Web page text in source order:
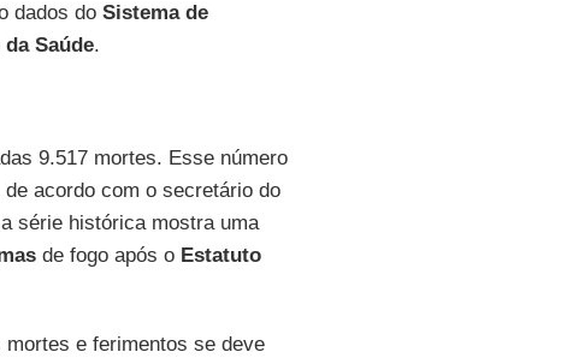
dados do Sistema de
Saúde.
9.517 mortes. Esse número
acordo com o secretário do
série histórica mostra uma
de fogo após o Estatuto
e ferimentos se deve